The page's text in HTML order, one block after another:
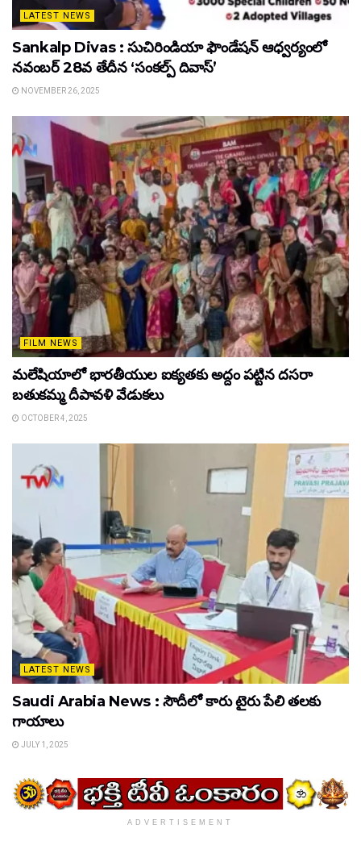
LATEST NEWS
Sankalp Divas : సుచిరిండియా ఫౌండేషన్ ఆధ్వర్యంలో
నవంబర్ 28వ తేదీన ‘సంకల్ప్ దివాస్’
NOVEMBER 26, 2025
FILM NEWS
మలేషియాలో భారతీయుల ఐక్యతకు అద్దం పట్టిన దసరా
బతుకమ్మ దీపావళి వేడుకలు
OCTOBER 4, 2025
LATEST NEWS
Saudi Arabia News : సౌదీలో కారు టైరు పేలి తలకు
గాయాలు
JULY 1, 2025
ADVERTISEMENT